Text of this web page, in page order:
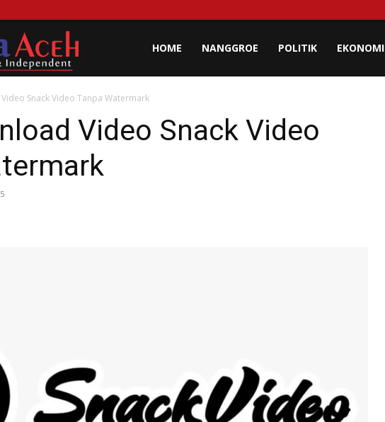
Aceh
HOME NANGGROE POLITIK EKONOMI
Snack Video Tanpa Watermark
Video Snack Video